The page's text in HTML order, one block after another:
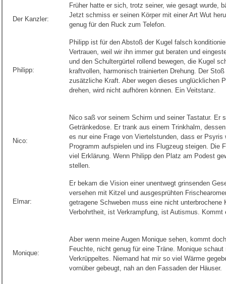
Der Kanzler:
Früher hatte er sich, trotz seiner, wie gesagt wurde,
Jetzt schmiss er seinen Körper mit einer Art Wut
genug für den Ruck zum Telefon.
Philipp:
Philipp ist für den Abstoß der Kugel falsch
Vertrauen, weil wir ihn immer gut beraten und
und den Schultergürtel rollend bewegen, die Kugel
kraftvollen, harmonisch trainierten Drehung. Der
zusätzliche Kraft. Aber wegen dieses unglücklichen
drehen, wird nicht aufhören können. Ein Veitstanz.
Nico:
Nico saß vor seinem Schirm und seiner Tastatur. Er
Getränkedose. Er trank aus einem Trinkhalm,
es nur eine Frage von Viertelstunden, dass er
Programm aufspielen und ins Flugzeug steigen. Die
viel Erklärung. Wenn Philipp den Platz am Podest
stellen.
Elmar:
Er bekam die Vision einer unentwegt grinsenden
versehen mit Kitzel und ausgesprühten
getragene Schweben muss eine nicht
Verbohrtheit, ist Verkrampfung, ist Autismus.
Monique:
Aber wenn meine Augen Monique sehen, kommt
Feuchte, nicht genug für eine Träne. Monique
Verkrüppeltes. Niemand hat mir so viel Wärme
vornüber gebeugt, nah an den Fassaden der Häuser.